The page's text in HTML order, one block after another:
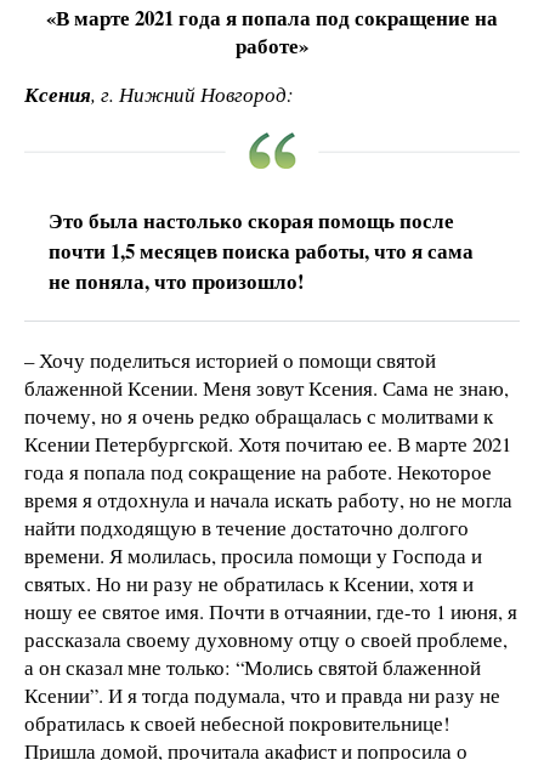
«В марте 2021 года я попала под сокращение на
работе»
Ксения, г. Нижний Новгород:
Это была настолько скорая помощь после
почти 1,5 месяцев поиска работы, что я сама
не поняла, что произошло!
– Хочу поделиться историей о помощи святой
блаженной Ксении. Меня зовут Ксения. Сама не знаю,
почему, но я очень редко обращалась с молитвами к
Ксении Петербургской. Хотя почитаю ее. В марте 2021
года я попала под сокращение на работе. Некоторое
время я отдохнула и начала искать работу, но не могла
найти подходящую в течение достаточно долгого
времени. Я молилась, просила помощи у Господа и
святых. Но ни разу не обратилась к Ксении, хотя и
ношу ее святое имя. Почти в отчаянии, где-то 1 июня, я
рассказала своему духовному отцу о своей проблеме,
а он сказал мне только: “Молись святой блаженной
Ксении”. И я тогда подумала, что и правда ни разу не
обратилась к своей небесной покровительнице!
Пришла домой, прочитала акафист и попросила о